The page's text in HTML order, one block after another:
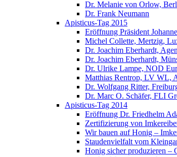
Dr. Melanie von Orlow,
Dr. Frank Neumann
Apisticus-Tag 2015
Eröffnung Präsident
Michel Collette, Mertzig,
Dr. Joachim Eberhardt,
Dr. Joachim Eberhardt,
Dr. Ulrike Lampe, NOD
Matthias Rentrop, LV WL,
Dr. Wolfgang Ritter,
Dr. Marc O. Schäfer, FLI
Apisticus-Tag 2014
Eröffnung Dr. Friedhelm
Zertifizierung von
Wir bauen auf Honig –
Staudenvielfalt vom
Honig sicher produzieren –